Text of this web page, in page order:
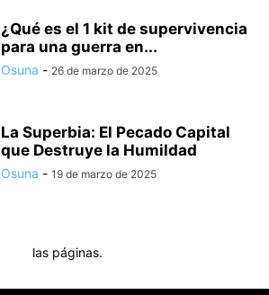
¿Qué es el 1 kit de supervivencia
para una guerra en...
Osuna - 26 de marzo de 2025
La Superbia: El Pecado Capital
que Destruye la Humildad
Osuna - 19 de marzo de 2025
las páginas.